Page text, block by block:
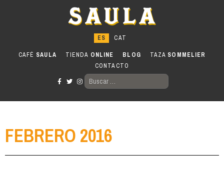
CAFÉ SAULA TIENDA ONLINE BLOG TAZA SOMMELIER
CONTACTO
BUSCAR:
FEBRERO 2016